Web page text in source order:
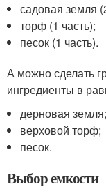
садовая земля
торф (1 часть);
песок (1 часть).
А можно сделать
ингредиенты в
дерновая земля;
верховой торф;
песок.
Выбор емкости